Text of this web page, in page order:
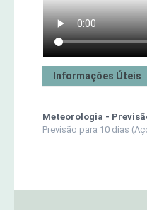
Informações Úteis
Meteorologia -
Previsão para 10 dias